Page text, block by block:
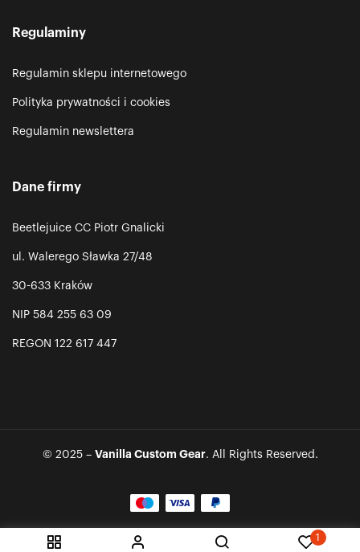
1
Regulaminy
Regulamin sklepu internetowego
Polityka prywatności i cookies
Regulamin newslettera
Dane firmy
Beetlejuice CC Piotr Gnalicki
ul. Walerego Sławka 27/48
30-633 Kraków
NIP 584 255 63 09
REGON 122 617 447
© 2025 – Vanilla Custom Gear. All Rights Reserved.